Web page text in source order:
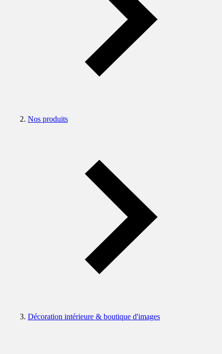
Nos produits
Décoration intérieure & boutique d'images